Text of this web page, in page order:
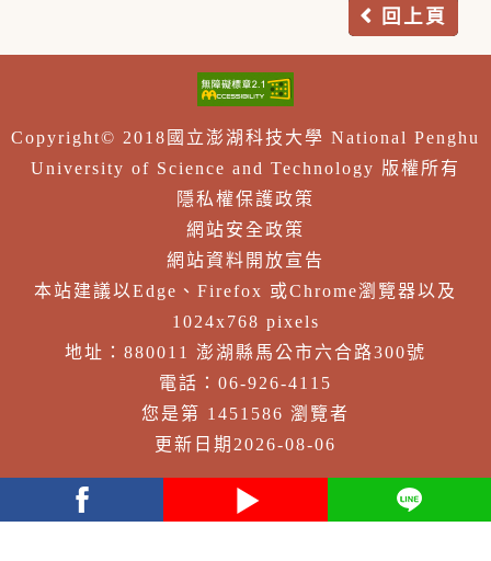
回上頁
Copyright© 2018國立澎湖科技大學 National Penghu
University of Science and Technology 版權所有
隱私權保護政策
網站安全政策
網站資料開放宣告
本站建議以Edge、Firefox 或Chrome瀏覽器以及
1024x768 pixels
地址：880011 澎湖縣馬公市六合路300號
電話：06-926-4115
您是第 1451586 瀏覽者
更新日期2026-08-06